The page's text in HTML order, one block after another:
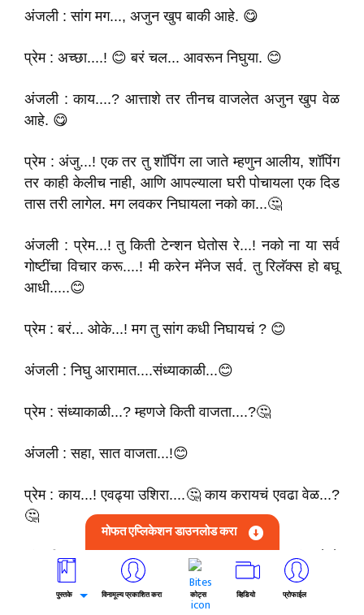
अंजली : सांग मग..., अजुन खुप बाकी आहे. 😋
प्रेम : अच्छा....! 😊 बरं चल... आवरून निघुया. 😊
अंजली : काय....? आत्ताशे तर तीनच वाजलेत अजुन खुप वेळ
आहे. 😋
प्रेम : अंजु...! एक तर तु शॉपिंग ला जाते म्हणुन आलीय, शॉपिंग
तर काही केलीच नाही, आणि आपल्याला घरी पोचायला एक दिड
तास तरी लागेल. मग लवकर निघायला नको का...🤔
अंजली : प्रेम...! तु किती टेन्शन घेतोस रे...! नको ना या सर्व
गोष्टींचा विचार करू....! मी करेन मॅनेज सर्व. तु रिलॅक्स हो बघू
आधी.....😊
प्रेम : बरं... ओके...! मग तु सांग कधी निघायचं ? 😊
अंजली : निघु आरामात....संध्याकाळी...😊
प्रेम : संध्याकाळी...? म्हणजे किती वाजता....?🤔
अंजली : सहा, सात वाजता...!😊
प्रेम : काय...! एवढ्या उशिरा....🤔 काय करायचं एवढा वेळ...?
🤔
अंजली : तुझं मला माहित नाही...! पण मला काय करायचं आहे ते
चांगलं माहीत आहे....😋🥰
मोफत एप्लिकेशन डाउनलोड करा
पुस्तके विनामूल्य प्रकाशित करा कोट्स व्हिडियो प्रोफाईल